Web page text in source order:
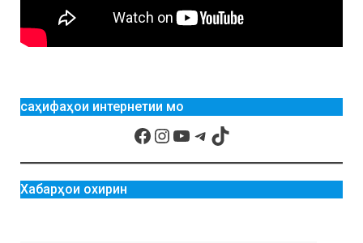
саҳифаҳои интернетии мо
Хабарҳои охирин